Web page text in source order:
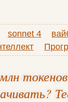
sonnet 4